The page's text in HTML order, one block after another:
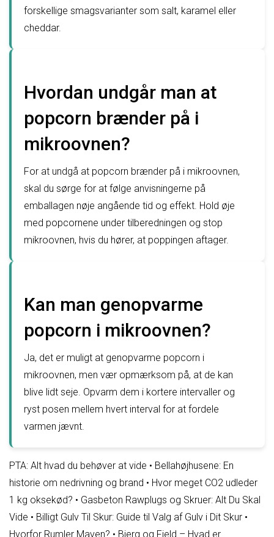
forskellige smagsvarianter som salt, karamel eller
cheddar.
Hvordan undgår man at
popcorn brænder på i
mikroovnen?
For at undgå at popcorn brænder på i mikroovnen,
skal du sørge for at følge anvisningerne på
emballagen nøje angående tid og effekt. Hold øje
med popcornene under tilberedningen og stop
mikroovnen, hvis du hører, at poppingen aftager.
Kan man genopvarme
popcorn i mikroovnen?
Ja, det er muligt at genopvarme popcorn i
mikroovnen, men vær opmærksom på, at de kan
blive lidt seje. Opvarm dem i kortere intervaller og
ryst posen mellem hvert interval for at fordele
varmen jævnt.
PTA: Alt hvad du behøver at vide • Bellahøjhusene: En
historie om nedrivning og brand • Hvor meget CO2 udleder
1 kg oksekød? • Gasbeton Rawplugs og Skruer: Alt Du Skal
Vide • Billigt Gulv Til Skur: Guide til Valg af Gulv i Dit Skur •
Hvorfor Rumler Maven? • Bjerg og Fjeld – Hvad er